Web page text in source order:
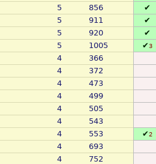
5 856 ✔
5 911 ✔
5 920 ✔
5 1005 ✔3
4 366
4 372
4 473
4 499
4 505
4 543
4 553 ✔2
4 693
4 752